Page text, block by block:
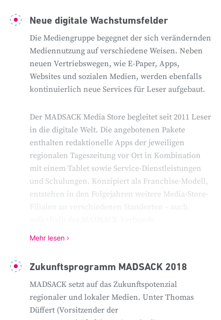
Neue digitale Wachstumsfelder
Die Mediengruppe begegnet der sich verändernden
Mediennutzung auf verschiedene Weisen. Neben
neuen Vertriebswegen, wie E-Paper, Apps,
Websites und sozialen Medien, werden ebenfalls
kontinuierlich neue Services für Leser aufgebaut.
Der MADSACK Media Store begleitet seit 2011 Leser
in die digitale Welt. Die angebotenen Pakete
enthalten redaktionelle Apps der jeweiligen
regionalen Tageszeitung vor Ort in Kombination
mit einem Tablet sowie Service-Dienstleistungen
und Schulungen. Konzipiert als Franchise-Modell,
entstehen in den Folgejahren weitere Media-Store-
Filialen an verschiedenen Standorten – auch
Fußballs verbindet seit 2013 das Portal Sportbuzzer.
Die interaktiven Fußball-Communitys unserer
regionalen Tageszeitungen bilden das Geschehen
von der Bundesliga bis zur F-Jugend, von
Mehr lesen
Zukunftsprogramm MADSACK 2018
MADSACK setzt auf das Zukunftspotenzial
regionaler und lokaler Medien. Unter Thomas
Düffert (Vorsitzender der